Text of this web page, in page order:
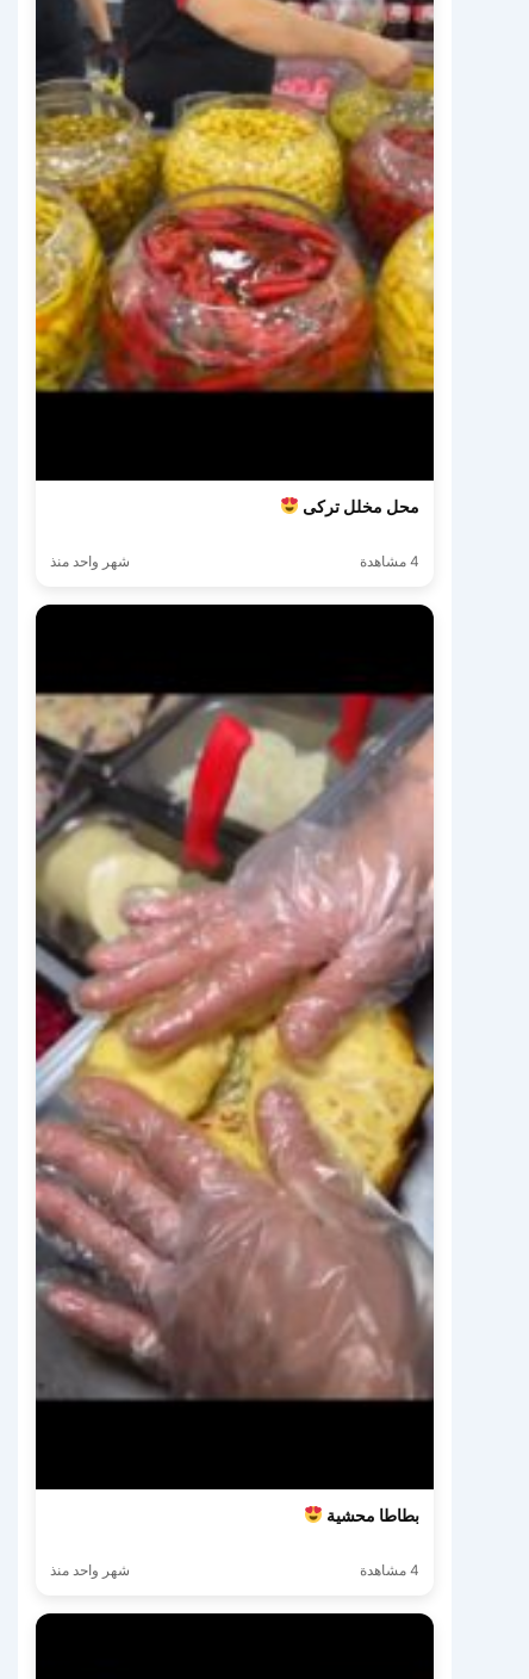
محل مخلل تركى
4 مشاهدة شهر واحد منذ
بطاطا محشية
4 مشاهدة شهر واحد منذ